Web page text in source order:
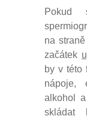
Pokud
na
začátek
by v této
nápoje,
alkohol
skládat